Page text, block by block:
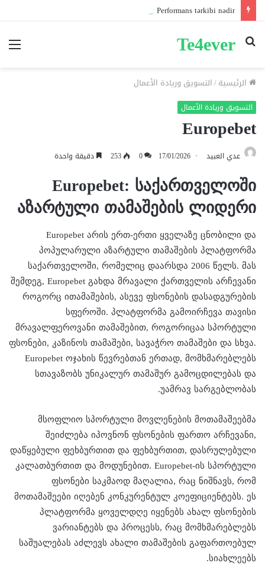
Pin-up mobil və masaüstü giriş fərqləri: Performans tərkibi nədir?
Te4ever
بحث
الرئيسية/التسويق وريادة الأعمال
التسويق وريادة الأعمال
Europebet
عدي العبيد 17/01/2026
0
253 دقيقة واحدة
Europebet: საქართველოში
აზარტული თამაშების ლიდერი
Europebet არის ერთ-ერთი ყველაზე ცნობილი და
პოპულარული აზარტული თამაშების პლატფორმა
საქართველოში, რომელიც დაარსდა 2006 წელს. მას
შემდეგ, Europebet გახდა მრავალი ქართველის არჩევანი
როგორც ითამაშების, ასევე ფსონების დასადგურების
სფეროში. პლატფორმა გამოირჩევა თავისი
მრავალფეროვანი თამაშებით, როგორიცაა სპორტული
ფსონები, კაზინოს თამაშები, სავაჭრო თამაშები და სხვა.
Europebet ოჯახის წევრებთან ერთად, მომხმარებლებს
სთავაზობს უნიკალურ თამაშურ გამოცდილებას და
უამრავ სარგებლობას.
მსოფლიო სპორტული მოვლენების მოთამაშეებმა
შეიძლება იპოვნონ ფსონების ფართო არჩევანი,
დაწყებული ფეხბურთით და ფეხბურთით, დასრულებული
კალათბურთით და მოდუნებით. Europebet-ის სპორტული
ფსონები საკმაოდ მაღალია, რაც ნიშნავს, რომ
მოთამაშეები იღებენ კონკურენტულ კოეფიციენტებს. ეს
პლატფორმა ყოველდღე იყენებს ახალ ფსონების
ვარიანტებს და პროცესს, რაც მომხმარებლებს
საშუალებას აძლევს ახალი თამაშების გაფართოებულ
სიახლეებს.